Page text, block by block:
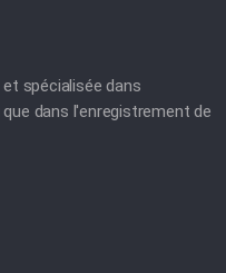
spécialisée dans
dans l'enregistrement de